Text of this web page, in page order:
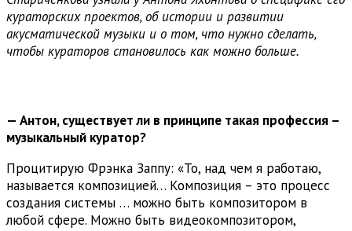
кураторских проектов, об истории и развитии
акусматической музыки и о том, что нужно сделать,
чтобы кураторов становилось как можно больше.
— Антон, существует ли в принципе такая профессия –
музыкальный куратор?
Процитирую Фрэнка Заппу: «То, над чем я работаю,
называется композицией… Композиция – это процесс
создания системы … можно быть композитором в
любой сфере. Можно быть видеокомпозитором,